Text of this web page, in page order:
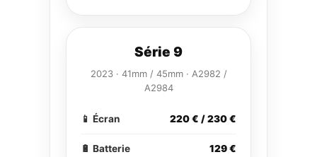
Série 9
2023 · 41mm / 45mm · A2982 /
A2984
📱 Écran 220 € / 230 €
🔋 Batterie 129 €